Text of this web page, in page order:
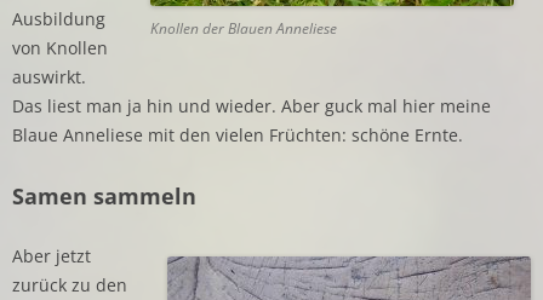
Knollen der Blauen Anneliese
Ausbildung
von Knollen
auswirkt.
Das liest man ja hin und wieder. Aber guck mal hier meine
Blaue Anneliese mit den vielen Früchten: schöne Ernte.
Samen sammeln
Aber jetzt
zurück zu den